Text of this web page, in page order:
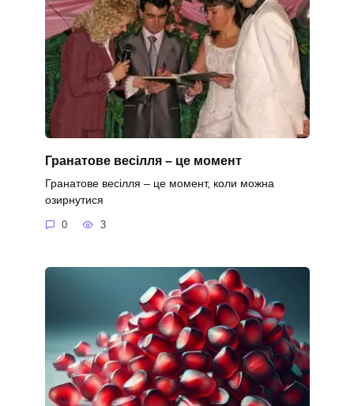
Гранатове весілля – це момент
Гранатове весілля – це момент, коли можна
озирнутися
0 3